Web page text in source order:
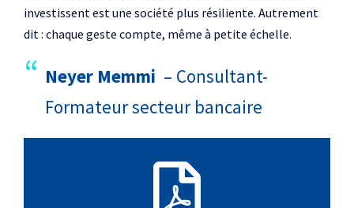
investissent est une société plus résiliente. Autrement
dit : chaque geste compte, même à petite échelle.
Neyer Memmi – Consultant-
Formateur secteur bancaire